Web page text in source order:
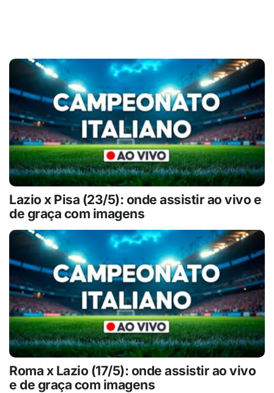
Lazio x Pisa (23/5): onde assistir ao vivo e
de graça com imagens
Roma x Lazio (17/5): onde assistir ao vivo
e de graça com imagens